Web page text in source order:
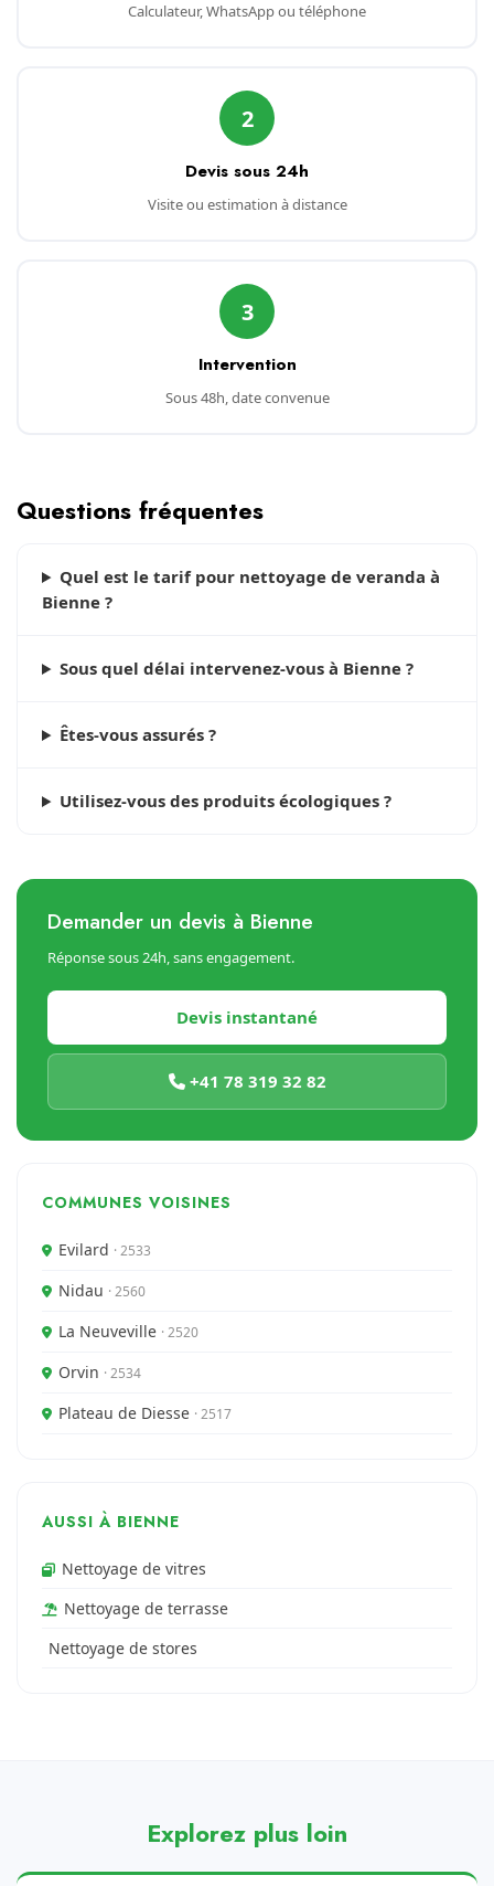
Calculateur, WhatsApp ou téléphone
2
Devis sous 24h
Visite ou estimation à distance
3
Intervention
Sous 48h, date convenue
Questions fréquentes
Quel est le tarif pour nettoyage de veranda à
Bienne ?
Sous quel délai intervenez-vous à Bienne ?
Êtes-vous assurés ?
Utilisez-vous des produits écologiques ?
Demander un devis à Bienne
Réponse sous 24h, sans engagement.
Devis instantané
+41 78 319 32 82
COMMUNES VOISINES
Evilard · 2533
Nidau · 2560
La Neuveville · 2520
Orvin · 2534
Plateau de Diesse · 2517
AUSSI À BIENNE
Nettoyage de vitres
Nettoyage de terrasse
Nettoyage de stores
Explorez plus loin